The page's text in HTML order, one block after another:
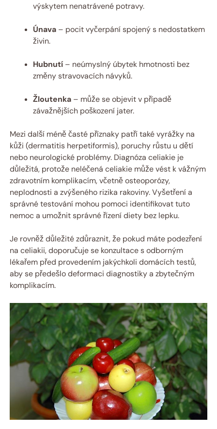
výskytem nenatrávené potravy.
Únava – pocit vyčerpání spojený s nedostatkem
živin.
Hubnutí – neúmyslný úbytek hmotnosti bez
změny stravovacích návyků.
Žloutenka – může se objevit v případě
závažnějších poškození jater.
Mezi další méně časté příznaky patří také vyrážky na
kůži (dermatitis herpetiformis), poruchy růstu u dětí
nebo neurologické problémy. Diagnóza celiakie je
důležitá, protože neléčená celiakie může vést k vážným
zdravotním komplikacím, včetně osteoporózy,
neplodnosti a zvýšeného rizika rakoviny. Vyšetření a
správné testování mohou pomoci identifikovat tuto
nemoc a umožnit správné řízení diety bez lepku.
Je rovněž důležité zdůraznit, že pokud máte podezření
na celiakii, doporučuje se konzultace s odborným
lékařem před provedením jakýchkoli domácích testů,
aby se předešlo deformaci diagnostiky a zbytečným
komplikacím.